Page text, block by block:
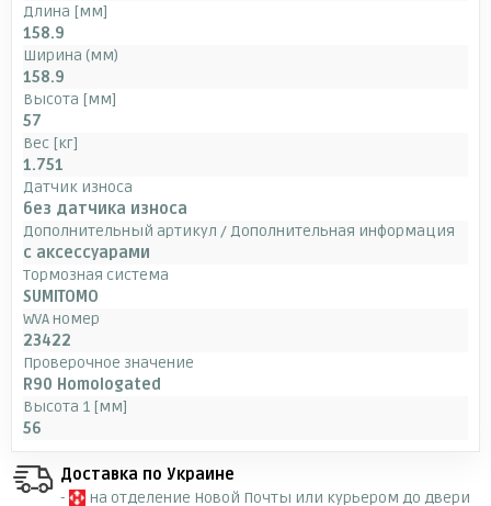
Длина [мм]
158.9
Ширина (мм)
158.9
Высота [мм]
57
Вес [кг]
1.751
Датчик износа
без датчика износа
Дополнительный артикул / Дополнительная информация
с аксессуарами
Тормозная система
SUMITOMO
WVA номер
23422
Проверочное значение
R90 Homologated
Высота 1 [мм]
56
Доставка по Украине
-
на отделение Новой Почты или курьером до двери